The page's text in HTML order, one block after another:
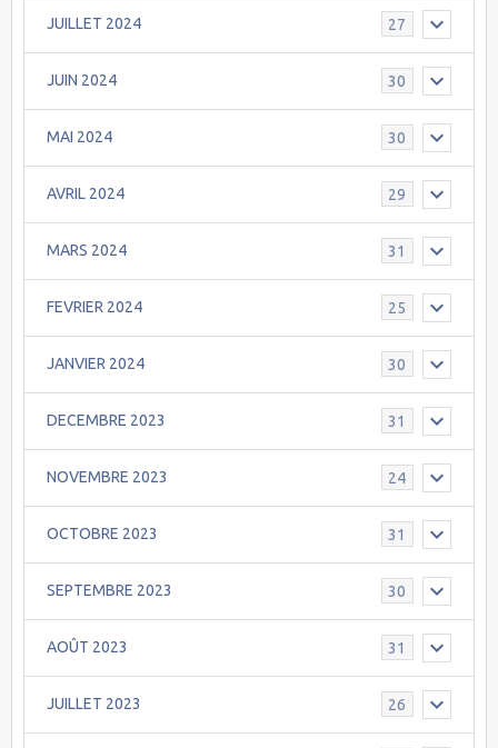
JUILLET 2024 27
JUIN 2024 30
MAI 2024 30
AVRIL 2024 29
MARS 2024 31
FEVRIER 2024 25
JANVIER 2024 30
DECEMBRE 2023 31
NOVEMBRE 2023 24
OCTOBRE 2023 31
SEPTEMBRE 2023 30
AOÛT 2023 31
JUILLET 2023 26